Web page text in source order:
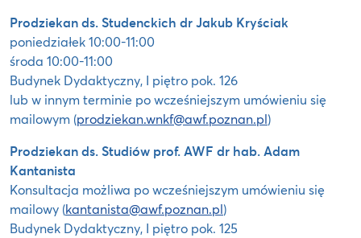
Prodziekan ds. Studenckich dr Jakub Kryściak
poniedziałek 10:00-11:00
środa 10:00-11:00
Budynek Dydaktyczny, I piętro pok. 126
lub w innym terminie po wcześniejszym umówieniu się
mailowym (prodziekan.wnkf@awf.poznan.pl)
Prodziekan ds. Studiów prof. AWF dr hab. Adam
Kantanista
Konsultacja możliwa po wcześniejszym umówieniu się
mailowy (kantanista@awf.poznan.pl)
Budynek Dydaktyczny, I piętro pok. 125